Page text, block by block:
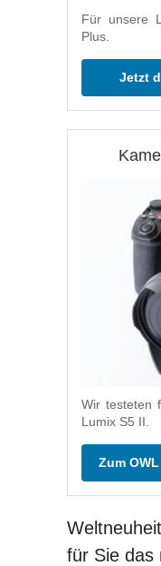
Für unsere
Plus.
Jetzt
Wir testeten
Lumix S5 II.
Zum
für Sie das